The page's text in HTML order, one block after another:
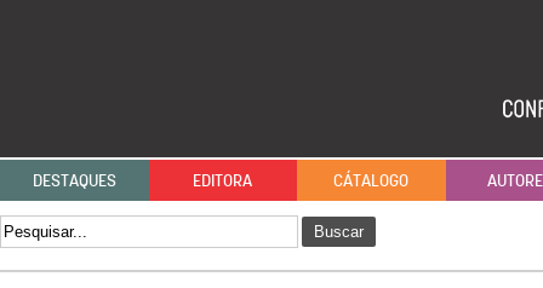
DESTAQUES EDITORA CÁTALOGO
Buscar